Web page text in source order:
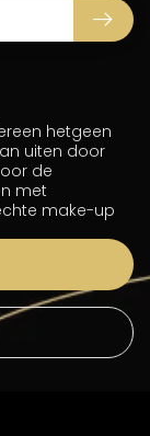
hetgeen
uiten door
de
met
make-up